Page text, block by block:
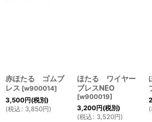
赤ほたる ゴムブ
レス [w900014]
3,500円(税別)
(税込: 3,850円)
ほたる ワイヤー
ブレスNEO
[w900019]
3,200円(税別)
(税込: 3,520円)
(